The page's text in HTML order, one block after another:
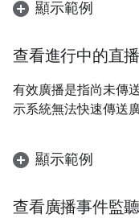
顯示範例
查看進行中的直播
有效廣播是指尚未傳
示系統無法快速傳送
顯示範例
查看廣播事件監